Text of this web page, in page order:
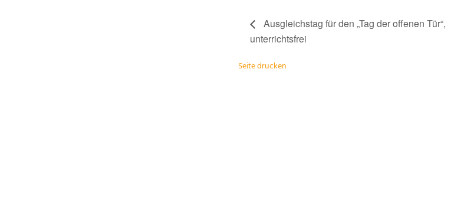
Ausgleichstag für den „Tag der offenen Tür“,
unterrichtsfrei
Seite drucken